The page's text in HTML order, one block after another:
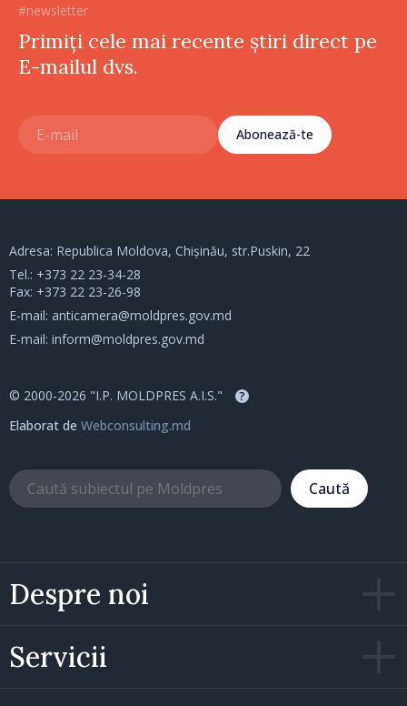
#newsletter
Primiți cele mai recente știri direct pe
E-mailul dvs.
Abonează-te
Despre noi
Servicii
Adresa: Republica Moldova, Chișinău, str.Puskin, 22
Tel.: +373 22 23-34-28
Fax: +373 22 23-26-98
E-mail: anticamera@moldpres.gov.md
E-mail: inform@moldpres.gov.md
© 2000-2026 "I.P. MOLDPRES A.I.S." ?
Elaborat de Webconsulting.md
Caută